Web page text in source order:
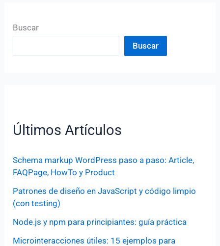
Buscar
Buscar
Últimos Artículos
Schema markup WordPress paso a paso: Article,
FAQPage, HowTo y Product
Patrones de diseño en JavaScript y código limpio
(con testing)
Node.js y npm para principiantes: guía práctica
Microinteracciones útiles: 15 ejemplos para